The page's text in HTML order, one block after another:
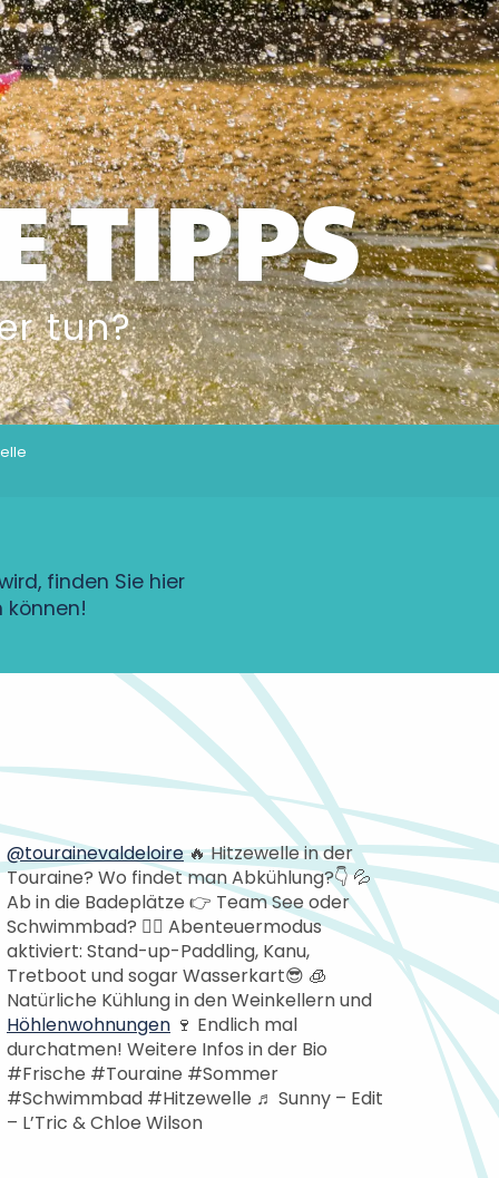
TIPPS
tun?
finden Sie hier
können!
@tourainevaldeloire🔥 Hitzewelle in der
Touraine? Wo findet man Abkühlung?👇 💦
Ab in die Badeplätze 👉 Team See oder
Schwimmbad? 🚣‍♀️ Abenteuermodus
aktiviert: Stand-up-Paddling, Kanu,
Tretboot und sogar Wasserkart😎 🧊
Natürliche Kühlung in den Weinkellern und
Höhlenwohnungen 🍷 Endlich mal
durchatmen! Weitere Infos in der Bio
#Frische #Touraine #Sommer
#Schwimmbad #Hitzewelle ♬ Sunny – Edit
– L’Tric & Chloe Wilson